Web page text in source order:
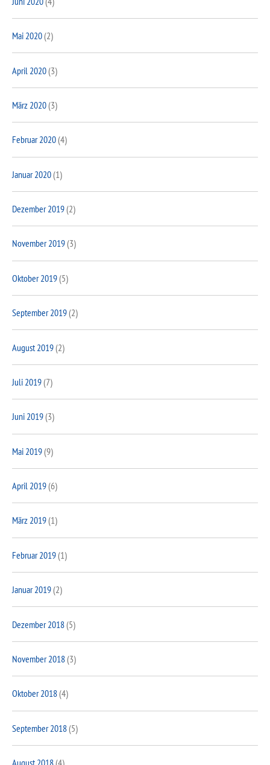
Mai 2020(2)
April 2020(3)
März 2020(3)
Februar 2020(4)
Januar 2020(1)
Dezember 2019(2)
November 2019(3)
Oktober 2019(5)
September 2019(2)
August 2019(2)
Juli 2019(7)
Juni 2019(3)
Mai 2019(9)
April 2019(6)
März 2019(1)
Februar 2019(1)
Januar 2019(2)
Dezember 2018(5)
November 2018(3)
Oktober 2018(4)
September 2018(5)